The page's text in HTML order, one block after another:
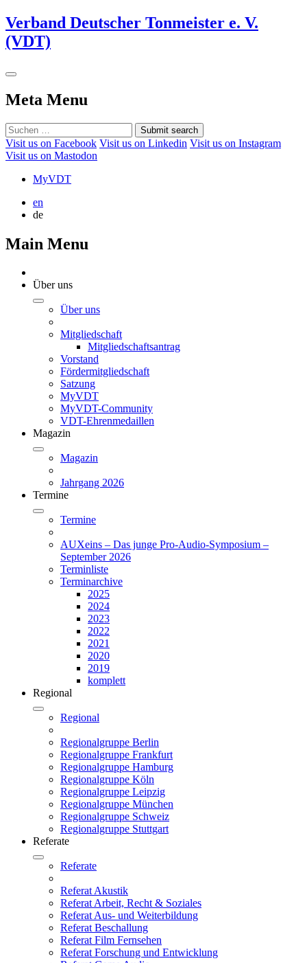
Verband Deutscher Tonmeister e. V.
(VDT)
Meta Menu
Submit search
Visit us on Facebook Visit us on Linkedin Visit us on Instagram
Visit us on Mastodon
MyVDT
en
de
Main Menu
Über uns
Über uns
Mitgliedschaft
Mitgliedschaftsantrag
Vorstand
Fördermitgliedschaft
Satzung
MyVDT
MyVDT-Community
VDT-Ehrenmedaillen
Magazin
Magazin
Jahrgang 2026
Termine
Termine
AUXeins – Das junge Pro-Audio-Symposium –
September 2026
Terminliste
Terminarchive
2025
2024
2023
2022
2021
2020
2019
komplett
Regional
Regional
Regionalgruppe Berlin
Regionalgruppe Frankfurt
Regionalgruppe Hamburg
Regionalgruppe Köln
Regionalgruppe Leipzig
Regionalgruppe München
Regionalgruppe Schweiz
Regionalgruppe Stuttgart
Referate
Referate
Referat Akustik
Referat Arbeit, Recht & Soziales
Referat Aus- und Weiterbildung
Referat Beschallung
Referat Film Fernsehen
Referat Forschung und Entwicklung